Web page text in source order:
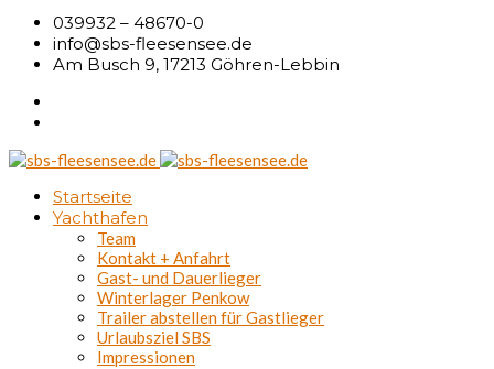
039932 – 48670-0
info@sbs-fleesensee.de
Am Busch 9, 17213 Göhren-Lebbin
Startseite
Yachthafen
Team
Kontakt + Anfahrt
Gast- und Dauerlieger
Winterlager Penkow
Trailer abstellen für Gastlieger
Urlaubsziel SBS
Impressionen